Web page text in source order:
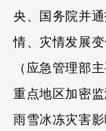
央、国务院并
情、灾情发展
（应急管理部
重点地区加密
雨雪冰冻灾害